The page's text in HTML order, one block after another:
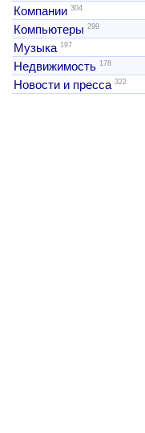
Компании 304
Компьютеры 299
Музыка 197
Недвижимость 178
Новости и пресса 322